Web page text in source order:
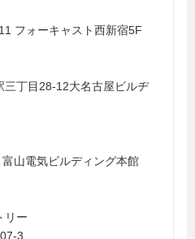
フォーキャスト西新宿5F
三丁目28-12大名古屋ビルヂ
山電気ビルディング本館
リー
3